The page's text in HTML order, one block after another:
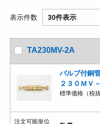
表示件数 30件表示
TA230MV-2A
バルブ付銅
２３０ＭＶ
標準価格（税
注文可能単位